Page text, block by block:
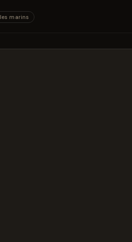
marins